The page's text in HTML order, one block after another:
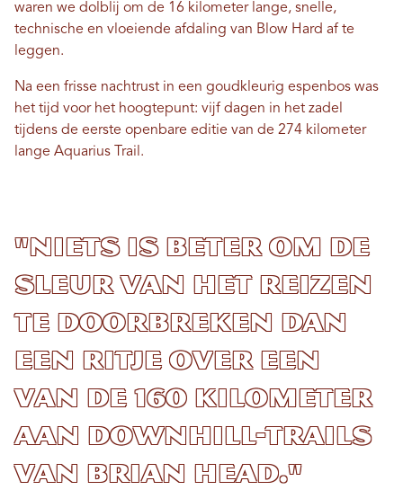
waren we dolblij om de 16 kilometer lange, snelle,
technische en vloeiende afdaling van Blow Hard af te
leggen.
Na een frisse nachtrust in een goudkleurig espenbos was
het tijd voor het hoogtepunt: vijf dagen in het zadel
tijdens de eerste openbare editie van de 274 kilometer
lange Aquarius Trail.
"Niets is beter om de
sleur van het reizen
te doorbreken dan
een ritje over een
van de 160 kilometer
aan downhill-trails
van Brian Head."